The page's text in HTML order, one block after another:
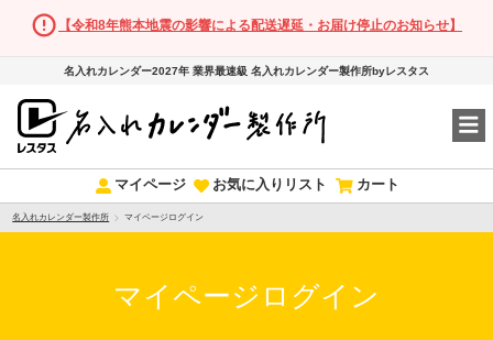
【令和8年熊本地震の影響による配送遅延・お届け停止のお知らせ】
名入れカレンダー2027年 業界最速級 名入れカレンダー製作所byレスタス
マイページ お気に入りリスト カート
名入れカレンダー製作所 マイページログイン
マイページログイン